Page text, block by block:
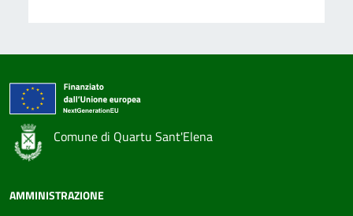
Comune di Quartu Sant'Elena
AMMINISTRAZIONE